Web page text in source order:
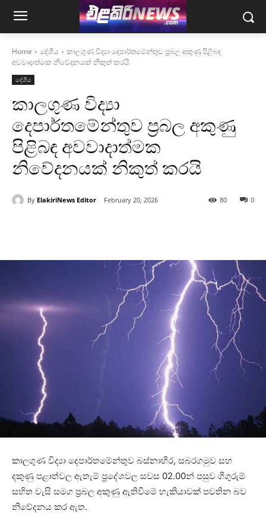
Home දේශීය
කාලගුණ විද්‍යා දෙපාර්තමේන්තුව ප්‍රබල අකුණු පිළිබඳ
අවවාදාත්මක නිවේදනයක් නිකුත් කරයි
දේශීය
කාලගුණ විද්‍යා
දෙපාර්තමේන්තුව ප්‍රබල අකුණු
පිළිබඳ අවවාදාත්මක
නිවේදනයක් නිකුත් කරයි
By ElakiriNews Editor February 20, 2026 0
80
කාලගුණ විද්‍යා දෙපාර්තමේන්තුව බස්නාහිර, සබරගමුව සහ
දකුණු පළාත්වල ඇතැම් ප්‍රදේශවල සවස 02.00න් පසුව ගිගුරුම්
සහිත වැසි සමග ප්‍රබල අකුණු ඇතිවීමේ හැකියාවක් පවතින බව
නිවේදනය කර ඇත.